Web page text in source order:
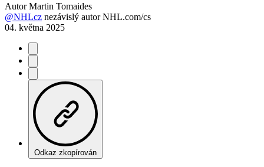
Autor Martin Tomaides
@NHLcz nezávislý autor NHL.com/cs
04. května 2025
Odkaz zkopírován